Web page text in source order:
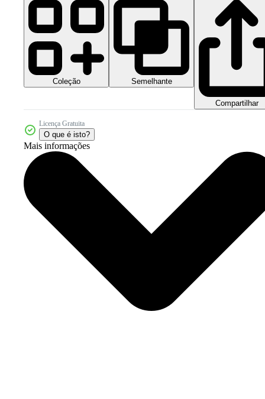
Coleção Semelhante
Compartilhar
Licença Gratuita
O que é isto?
Mais informações